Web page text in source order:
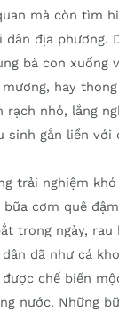
mà còn tìm
dân địa phương.
bà con xuống
hay
rạch nhỏ, lắng
sinh gắn liền với
trải nghiệm
bữa cơm quê
trong ngày, rau
dã như cá
chế biến
nước. Những